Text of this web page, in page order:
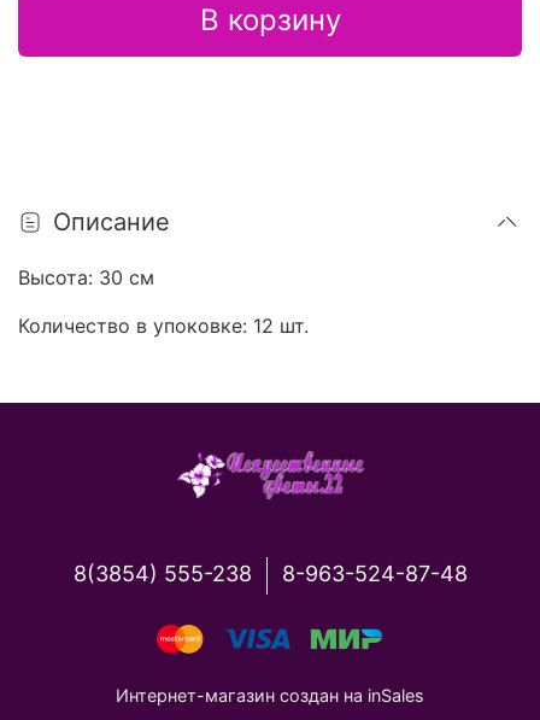
В корзину
Описание
Высота: 30 см
Количество в упоковке: 12 шт.
8(3854) 555-238 8-963-524-87-48
Интернет-магазин создан на inSales